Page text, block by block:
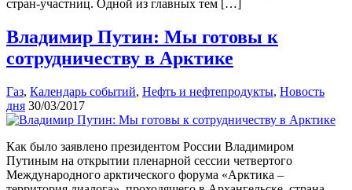
стран-участниц. Одной из главных тем […]
Владимир Путин: Мы готовы к
сотрудничеству в Арктике
Газ, Календарь событий, Нефть и нефтепродукты, Новость
дня 30/03/2017
Как было заявлено президентом России Владимиром
Путиным на открытии пленарной сессии четвертого
Международного арктического форума «Арктика –